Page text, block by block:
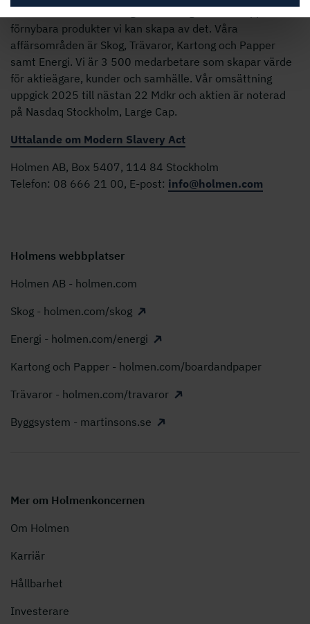
förnybara produkter vi kan skapa av det. Våra
affärsområden är Skog, Trävaror, Kartong och Papper
samt Energi. Vi är 3 500 medarbetare som skapar värde
för aktieägare, kunder och samhälle. Vår omsättning
uppgick 2025 till nästan 22 Mdkr och aktien är noterad
på Nasdaq Stockholm, Large Cap.
Uttalande om Modern Slavery Act
Holmen AB, Box 5407, 114 84 Stockholm
Telefon: 08 666 21 00, E-post: info@holmen.com
Holmens webbplatser
Holmen AB - holmen.com
Skog - holmen.com/skog
Energi - holmen.com/energi
Kartong och Papper - holmen.com/boardandpaper
Trävaror - holmen.com/travaror
Byggsystem - martinsons.se
Mer om Holmenkoncernen
Om Holmen
Karriär
Hållbarhet
Investerare